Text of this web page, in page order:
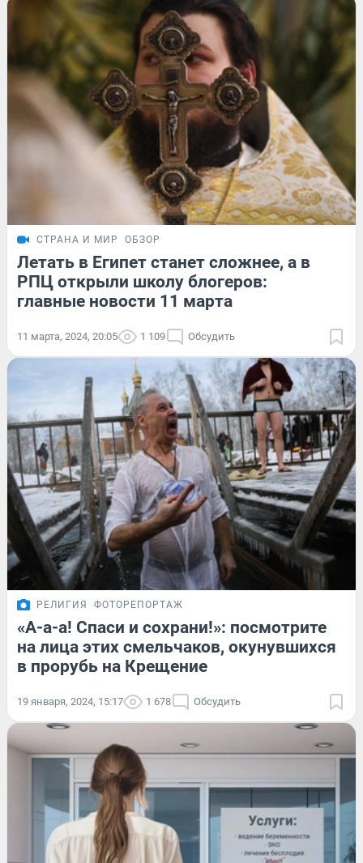
СТРАНА И МИР ОБЗОР
Летать в Египет станет сложнее, а в
РПЦ открыли школу блогеров:
главные новости 11 марта
11 марта, 2024, 20:05 1 109 Обсудить
РЕЛИГИЯ ФОТОРЕПОРТАЖ
«А-а-а! Спаси и сохрани!»: посмотрите
на лица этих смельчаков, окунувшихся
в прорубь на Крещение
19 января, 2024, 15:17 1 678 Обсудить